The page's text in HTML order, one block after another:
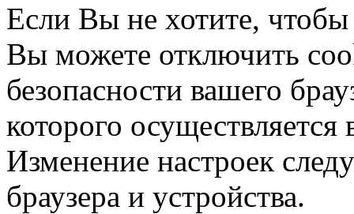
Если Вы не хотите,
Вы можете отключить
безопасности вашего
которого
Изменение настроек
браузера и устройства.